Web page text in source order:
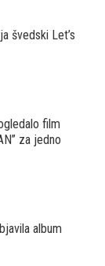
švedski Let’s
film
za jedno
album